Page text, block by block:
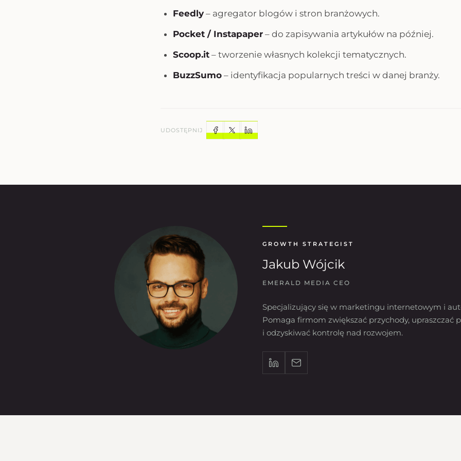
Feedly – agregator blogów i stron branżowych.
Pocket / Instapaper – do zapisywania artykułów na później.
Scoop.it – tworzenie własnych kolekcji tematycznych.
BuzzSumo – identyfikacja popularnych treści w danej branży.
UDOSTĘPNIJ
GROWTH STRATEGIST
Jakub Wójcik
EMERALD MEDIA CEO
Specjalizujący się w marketingu internetowym i
Pomaga firmom zwiększać przychody, upraszczać
i odzyskiwać kontrolę nad rozwojem.